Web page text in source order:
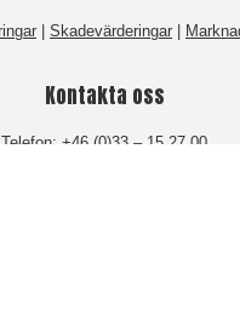
Skadevärderingar
Kontakta oss
Telefon: +46 (0)33 – 15 27 00